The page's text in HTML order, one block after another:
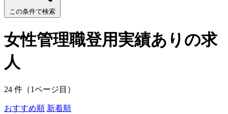
この条件で検索
女性管理職登用実績ありの求
人
24 件（1ページ目）
おすすめ順 新着順